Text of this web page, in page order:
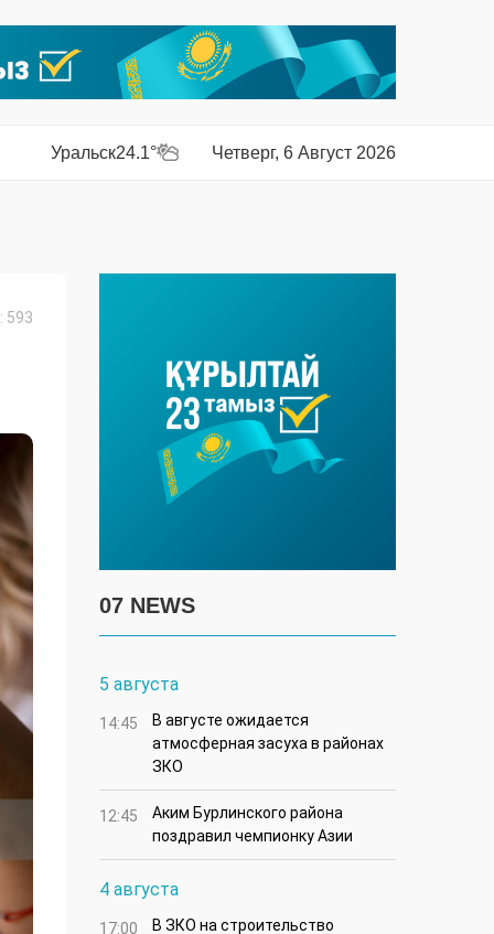
Уральск24.1° Четверг, 6 Август 2026
593
07 NEWS
5 августа
14:45
В августе ожидается
атмосферная засуха в районах
ЗКО
12:45
Аким Бурлинского района
поздравил чемпионку Азии
4 августа
17:00
В ЗКО на строительство